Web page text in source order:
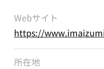
Webサイト
https://
所在地